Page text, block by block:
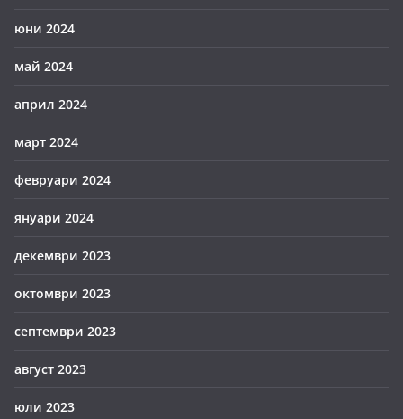
юни 2024
май 2024
април 2024
март 2024
февруари 2024
януари 2024
декември 2023
октомври 2023
септември 2023
август 2023
юли 2023